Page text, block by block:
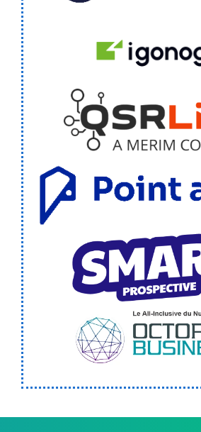
igonogo
QSR Link
Point Audit
Smart Prospective
OCTOPUS BUSINESS